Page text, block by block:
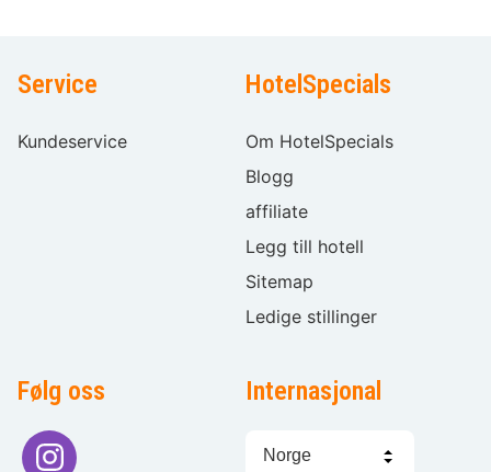
Service
Kundeservice
HotelSpecials
Om HotelSpecials
Blogg
affiliate
Legg till hotell
Sitemap
Ledige stillinger
Følg oss Internasjonal